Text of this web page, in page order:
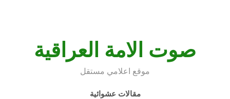
صوت الامة العراقية
موقع اعلامي مستقل
مقالات عشوائية